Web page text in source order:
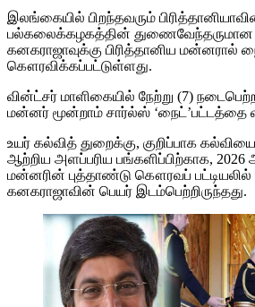
Share
இலங்கையில் பிறந்தவரும்
பல்கலைக்கழகத்தின் துணைவேந்தருமான
கனகராஜாவுக்கு பிரித்தானிய மன்னரால்
கௌரவிக்கப்பட்டுள்ளது.
வின்ட்சர் மாளிகையில் நேற்று (7)
மன்னர் மூன்றாம் சார்ல்ஸ் ‘நைட்’பட்டத்தை
உயர் கல்வித் துறைக்கு, குறிப்பாக
ஆற்றிய அளப்பரிய பங்களிப்பிற்காக,
மன்னரின் புத்தாண்டு கௌரவப் பட்டியலில்
கனகராஜாவின் பெயர் இடம்பெற்றிருந்தது.